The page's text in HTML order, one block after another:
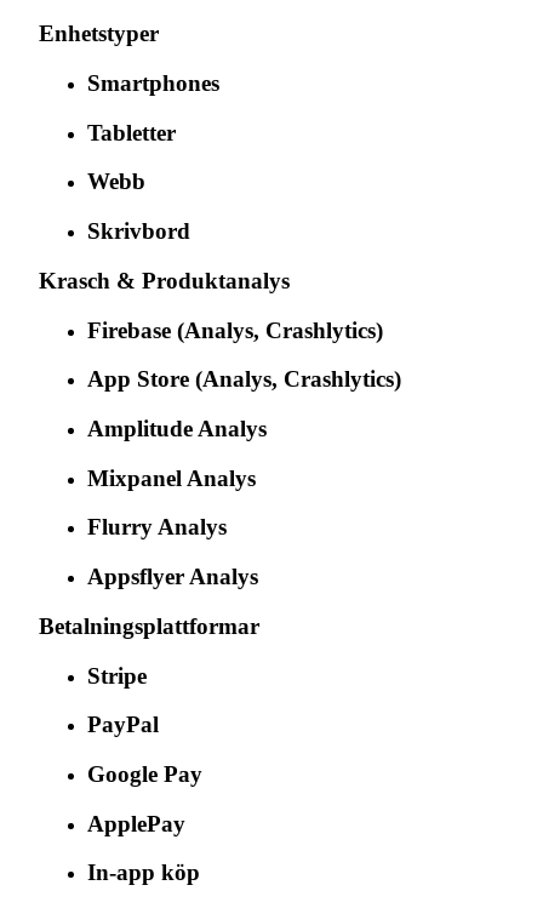
Enhetstyper
Smartphones
Tabletter
Webb
Skrivbord
Krasch & Produktanalys
Firebase (Analys, Crashlytics)
App Store (Analys, Crashlytics)
Amplitude Analys
Mixpanel Analys
Flurry Analys
Appsflyer Analys
Betalningsplattformar
Stripe
PayPal
Google Pay
ApplePay
In-app köp